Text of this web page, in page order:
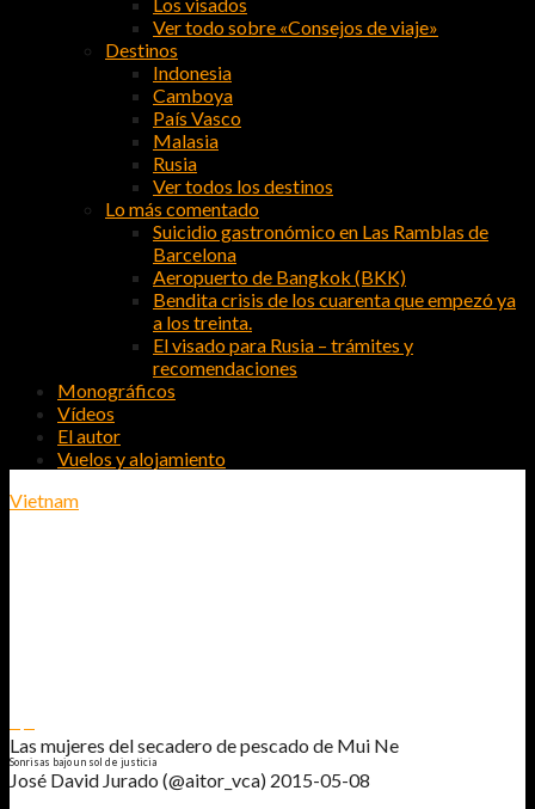
Ver todo sobre «Consejos de viaje»
Destinos
Indonesia
Camboya
País Vasco
Malasia
Rusia
Ver todos los destinos
Lo más comentado
Suicidio gastronómico en Las Ramblas de
Barcelona
Aeropuerto de Bangkok (BKK)
Bendita crisis de los cuarenta que empezó ya
a los treinta.
El visado para Rusia – trámites y
recomendaciones
Monográficos
Vídeos
El autor
Vuelos y alojamiento
Vietnam
Las mujeres del secadero de pescado de Mui Ne
Sonrisas bajo un sol de justicia
José David Jurado (@aitor_vca) 2015-05-08